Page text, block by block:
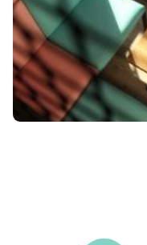
NAŠÍ
SI NOVÝ
August 20, 2024